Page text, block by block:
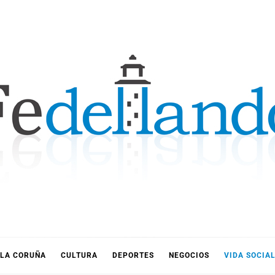
LA CORUÑA CULTURA DEPORTES NEGOCIOS VIDA SOCIAL